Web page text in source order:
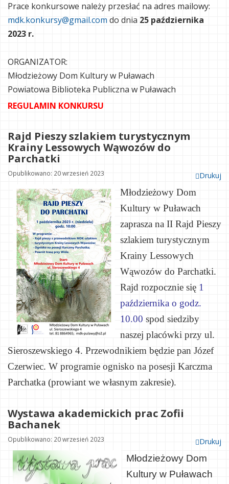
Prace konkursowe należy przesłać na adres mailowy:
mdk.konkursy@gmail.com do dnia 25 października
2023 r.
ORGANIZATOR:
Młodzieżowy Dom Kultury w Puławach
Powiatowa Biblioteka Publiczna w Puławach
REGULAMIN KONKURSU
Rajd Pieszy szlakiem turystycznym
Krainy Lessowych Wąwozów do
Parchatki
Drukuj
Opublikowano: 20 wrzesień 2023
Młodzieżowy Dom
Kultury w Puławach
zaprasza na II Rajd Pieszy
szlakiem turystycznym
Krainy Lessowych
Wąwozów do Parchatki.
Rajd rozpocznie się 1
października o godz.
10.00 spod siedziby
naszej placówki przy ul.
Sieroszewskiego 4. Przewodnikiem będzie pan Józef
Czerwiec. W programie ognisko na posesji Karczma
Parchatka (prowiant we własnym zakresie).
Wystawa akademickich prac Zofii
Bachanek
Drukuj
Opublikowano: 20 wrzesień 2023
Młodzieżowy Dom
Kultury w Puławach